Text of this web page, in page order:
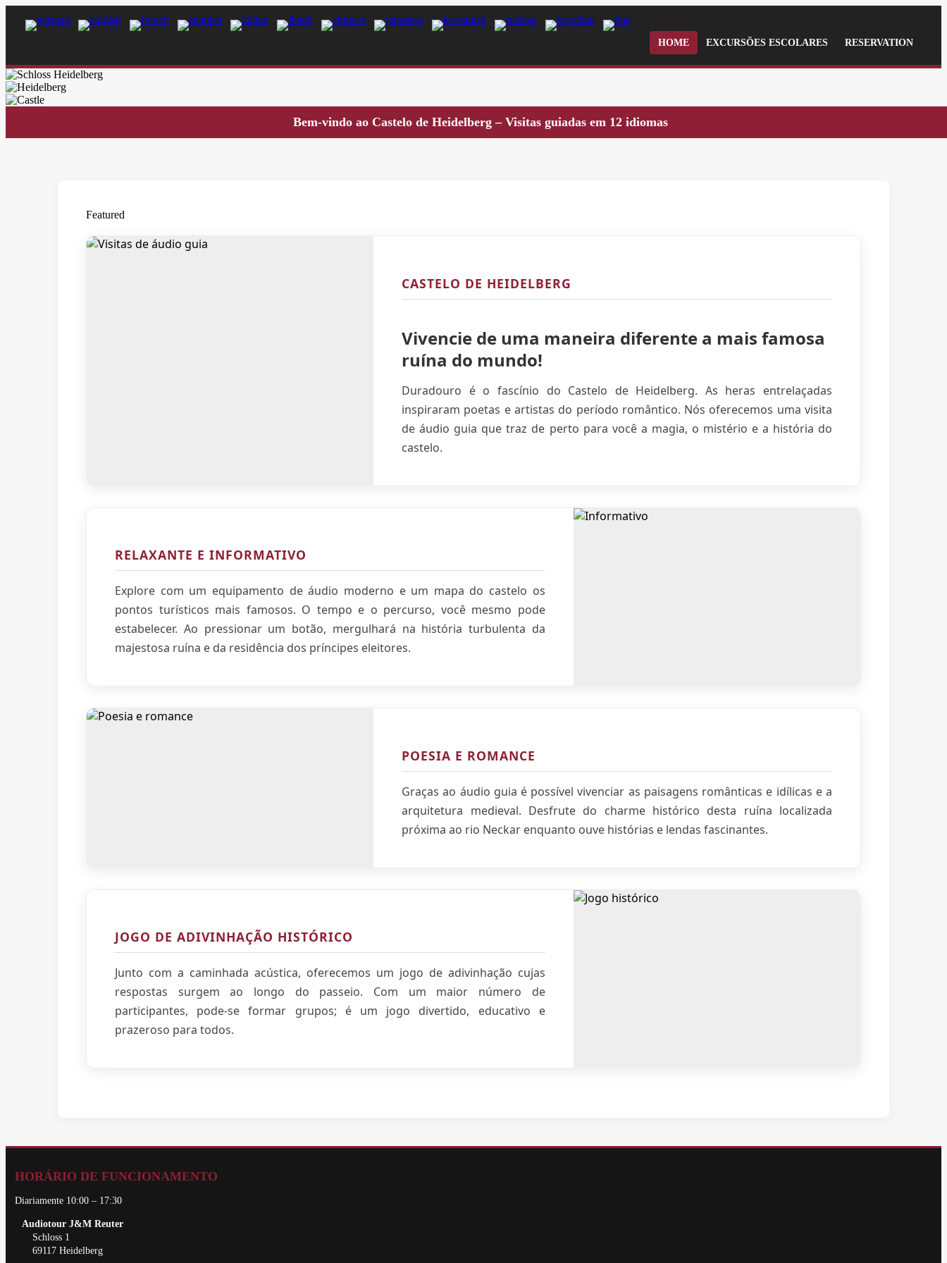
HOME EXCURSÕES ESCOLARES RESERVATION
Bem-vindo ao Castelo de Heidelberg – Visitas guiadas em 12 idiomas
Featured
CASTELO DE HEIDELBERG
Vivencie de uma maneira diferente a mais famosa
ruína do mundo!
Duradouro é o fascínio do Castelo de Heidelberg. As heras entrelaçadas
inspiraram poetas e artistas do período romântico. Nós oferecemos uma visita
de áudio guia que traz de perto para você a magia, o mistério e a história do
castelo.
RELAXANTE E INFORMATIVO
Explore com um equipamento de áudio moderno e um mapa do castelo os
pontos turísticos mais famosos. O tempo e o percurso, você mesmo pode
estabelecer. Ao pressionar um botão, mergulhará na história turbulenta da
majestosa ruína e da residência dos príncipes eleitores.
POESIA E ROMANCE
Graças ao áudio guia é possível vivenciar as paisagens românticas e idílicas e a
arquitetura medieval. Desfrute do charme histórico desta ruína localizada
próxima ao rio Neckar enquanto ouve histórias e lendas fascinantes.
JOGO DE ADIVINHAÇÃO HISTÓRICO
Junto com a caminhada acústica, oferecemos um jogo de adivinhação cujas
respostas surgem ao longo do passeio. Com um maior número de
participantes, pode-se formar grupos; é um jogo divertido, educativo e
prazeroso para todos.
HORÁRIO DE FUNCIONAMENTO
Diariamente 10:00 – 17:30
Audiotour J&M Reuter
Schloss 1
69117 Heidelberg